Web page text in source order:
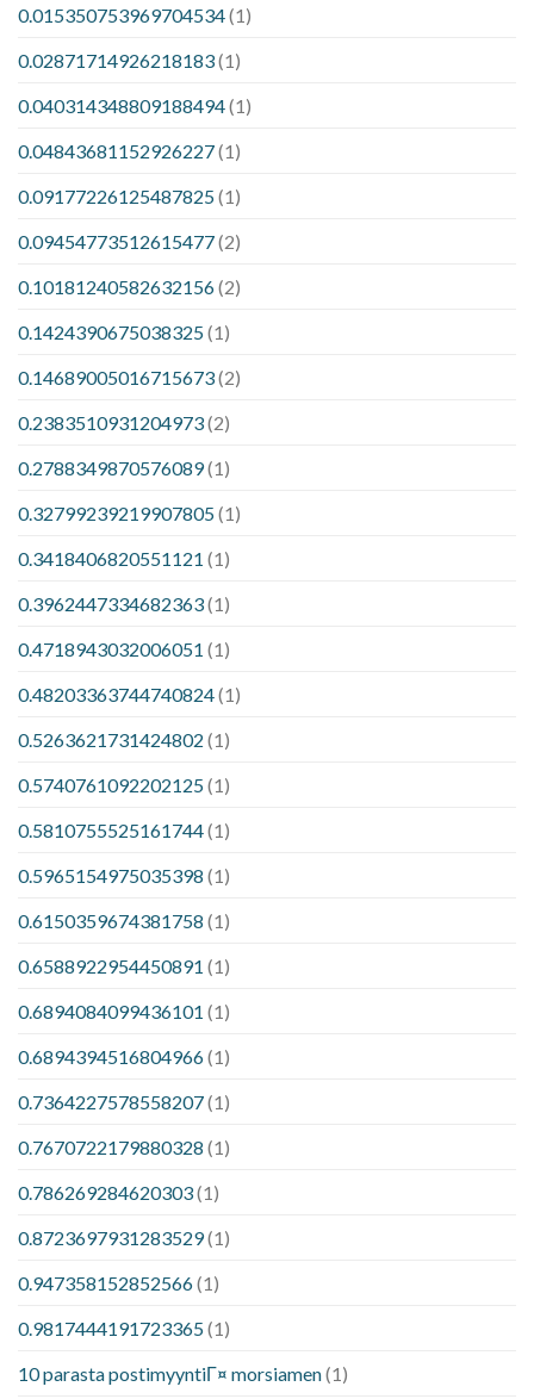
0.015350753969704534(1)
0.02871714926218183(1)
0.040314348809188494(1)
0.04843681152926227(1)
0.09177226125487825(1)
0.09454773512615477(2)
0.10181240582632156(2)
0.1424390675038325(1)
0.14689005016715673(2)
0.2383510931204973(2)
0.2788349870576089(1)
0.32799239219907805(1)
0.3418406820551121 (1)
0.3962447334682363(1)
0.4718943032006051 (1)
0.48203363744740824(1)
0.5263621731424802 (1)
0.5740761092202125(1)
0.5810755525161744(1)
0.5965154975035398 (1)
0.6150359674381758 (1)
0.6588922954450891 (1)
0.6894084099436101 (1)
0.6894394516804966(1)
0.7364227578558207(1)
0.7670722179880328 (1)
0.786269284620303(1)
0.8723697931283529(1)
0.947358152852566(1)
0.9817444191723365(1)
10 parasta postimyyntiГ¤ morsiamen(1)